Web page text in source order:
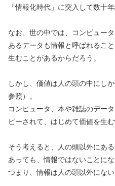
「情報化時代」に突入して数十
なお、世の中では、コンピュー
あるデータも情報と呼ばれるこ
生むことがあるからだろう。
しかし、価値は人の頭の中にし
参照）。
コンピュータ、本や雑誌のデー
ピーされて、はじめて価値を生む
そう考えると、人の頭以外にあ
あっても、情報ではないことにな
つまり、情報は人の頭以外にない